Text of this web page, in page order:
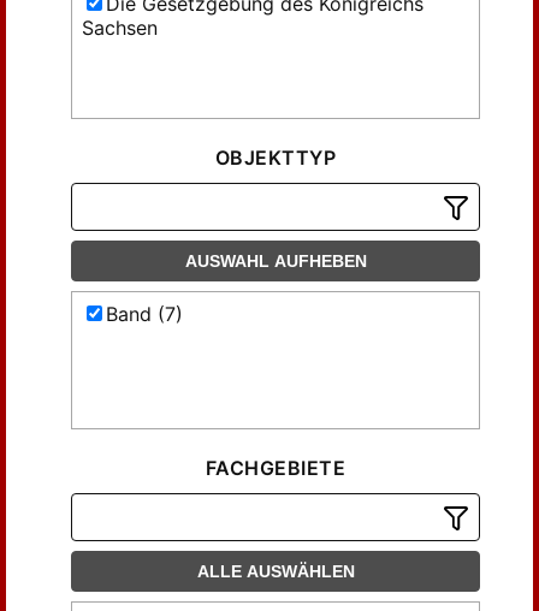
Sachsen
OBJEKTTYP
AUSWAHL AUFHEBEN
Band (7)
FACHGEBIETE
ALLE AUSWÄHLEN